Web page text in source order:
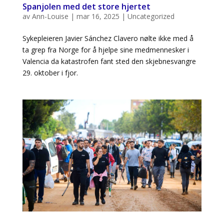
Spanjolen med det store hjertet
av Ann-Louise | mar 16, 2025 | Uncategorized
Sykepleieren Javier Sánchez Clavero nølte ikke med å
ta grep fra Norge for å hjelpe sine medmennesker i
Valencia da katastrofen fant sted den skjebnesvangre
29. oktober i fjor.